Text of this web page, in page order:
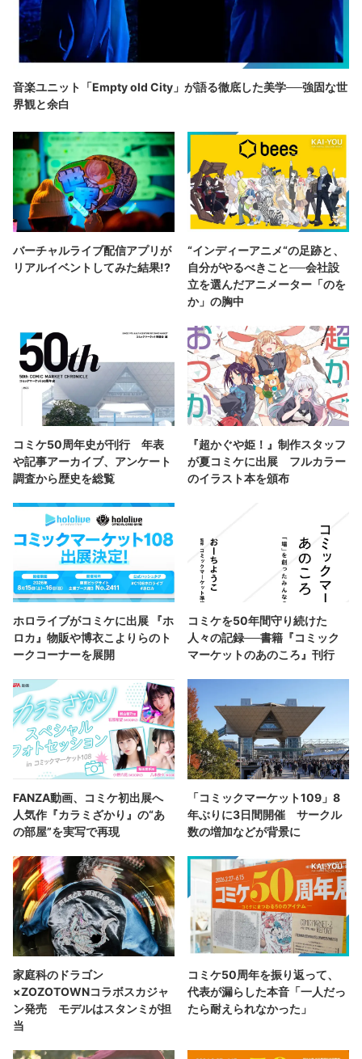
音楽ユニット「Empty old City」が語る徹底した美学──強固な世
界観と余白
バーチャルライブ配信アプリが
リアルイベントしてみた結果!?
“インディーアニメ“の足跡と、
自分がやるべきこと──会社設
立を選んだアニメーター「のを
か」の胸中
コミケ50周年史が刊行 年表
や記事アーカイブ、アンケート
調査から歴史を総覧
『超かぐや姫！』制作スタッフ
が夏コミケに出展 フルカラー
のイラスト本を頒布
ホロライブがコミケに出展 『ホ
ロカ』物販や博衣こよりらのト
ークコーナーを展開
コミケを50年間守り続けた
人々の記録──書籍『コミック
マーケットのあのころ』刊行
FANZA動画、コミケ初出展へ
人気作『カラミざかり』の“あ
の部屋”を実写で再現
「コミックマーケット109」8
年ぶりに3日間開催 サークル
数の増加などが背景に
家庭科のドラゴン
×ZOZOTOWNコラボスカジャ
ン発売 モデルはスタンミが担
当
コミケ50周年を振り返って、
代表が漏らした本音「一人だっ
たら耐えられなかった」